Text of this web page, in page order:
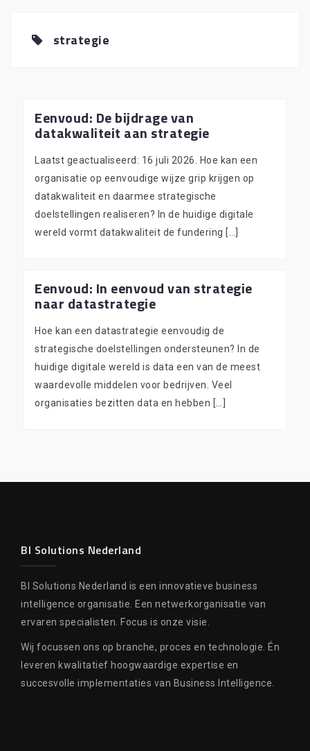
strategie
Eenvoud: De bijdrage van
datakwaliteit aan strategie
Laatst geactualiseerd: 16 juli 2026. Hoe kan een
organisatie op eenvoudige wijze grip krijgen op
datakwaliteit en daarmee strategische
doelstellingen realiseren? In de huidige digitale
wereld vormt datakwaliteit de fundering […]
Eenvoud: In eenvoud van strategie
naar datastrategie
Hoe kan een datastrategie eenvoudig de
strategische doelstellingen ondersteunen? In de
huidige digitale wereld is data een van de meest
waardevolle middelen voor bedrijven. Veel
organisaties bezitten data en hebben […]
BI Solutions Nederland
BI Solutions Nederland is een innovatieve business
intelligence organisatie. Een netwerkorganisatie van
ervaren specialisten. Focus is onze visie.
Wij focussen ons op branche, proces en technologie. Én
leveren kwalitatief hoogwaardige expertise en
succesvolle implementaties van Business Intelligence.